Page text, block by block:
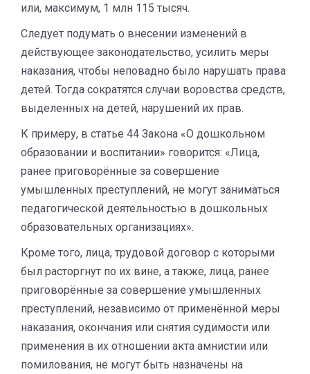
или, максимум, 1 млн 115 тысяч.
Следует подумать о внесении изменений в
действующее законодательство, усилить меры
наказания, чтобы неповадно было нарушать права
детей. Тогда сократятся случаи воровства средств,
выделенных на детей, нарушений их прав.
К примеру, в статье 44 Закона «О дошкольном
образовании и воспитании» говорится: «Лица,
ранее приговорённые за совершение
умышленных преступлений, не могут заниматься
педагогической деятельностью в дошкольных
образовательных организациях».
Кроме того, лица, трудовой договор с которыми
был расторгнут по их вине, а также, лица, ранее
приговорённые за совершение умышленных
преступлений, независимо от применённой меры
наказания, окончания или снятия судимости или
применения в их отношении акта амнистии или
помилования, не могут быть назначены на